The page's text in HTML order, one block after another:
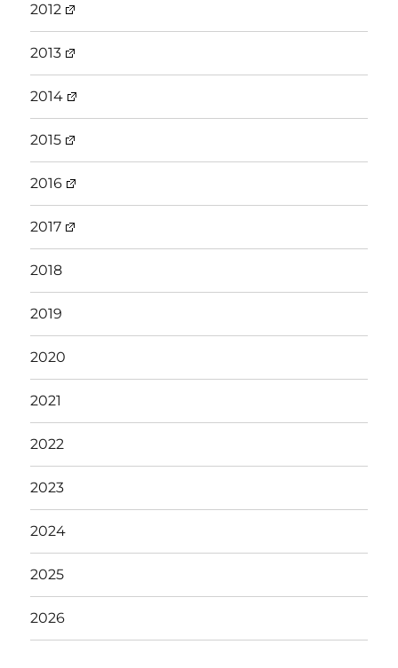
2012
2013
2014
2015
2016
2017
2018
2019
2020
2021
2022
2023
2024
2025
2026